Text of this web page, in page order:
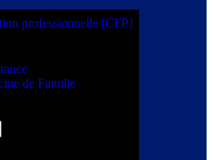
professionnelle [CFP]
de Famille